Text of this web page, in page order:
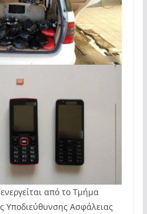
από το Τμήμα
Υποδιεύθυνσης Ασφάλειας